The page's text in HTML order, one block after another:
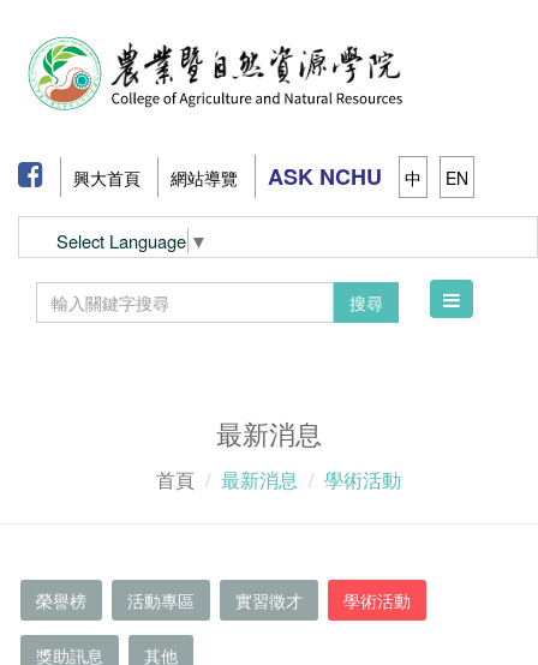
興大首頁 網站導覽 ASK NCHU 中 EN
Select Language ▼
搜尋
Toggle
最新消息
首頁 最新消息 學術活動
榮譽榜 活動專區 實習徵才 學術活動
獎助訊息 其他